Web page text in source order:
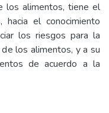
los alimentos, tiene el
el conocimiento
los riesgos para la
los alimentos, y a su
de acuerdo a la